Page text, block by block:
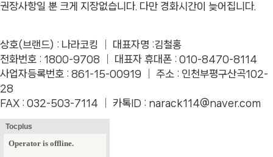
권장사항일 뿐 크게 지장없습니다. 다만 경화시간이 늦어집니다.
상호(브랜드) : 나라코킹 │ 대표자명 :김철홍
전화번호 : 1800-9708 │ 대표자 휴대폰 : 010-8470-8114
사업자등록번호 : 861-15-00919 │ 주소 : 인천부평구산곡102-
28
FAX : 032-503-7114 │ 카톡ID : narack114@naver.com